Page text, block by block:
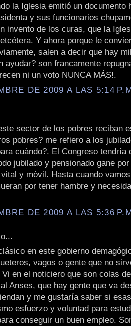
la Iglesia emitió un documento
y sus funcionarios
invento de los curas, que la
Y ahora porque le
salen a decir que hay
ayudar? son francamente
ni un voto NUNCA MÁS!.
DE 2009 A LAS 5:14
sector de los pobres reciban
pobres? me refiero a los
cuándo?. El Congreso tendría
jubilado y pensionado gane
y mòvil. Hasta cuando
por tener hambre y
DE 2009 A LAS 5:36
en este gobierno
vagos o gente que no
en el noticiero que son colas
Anses, que hay gente que va
y me gustaría saber si
esfuerzo y voluntad para
conseguir un buen empleo.